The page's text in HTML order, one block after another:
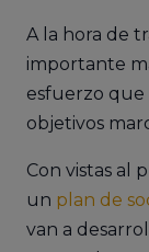
A la hora de
importante
esfuerzo que
objetivos
Con vistas al
un plan de
van a